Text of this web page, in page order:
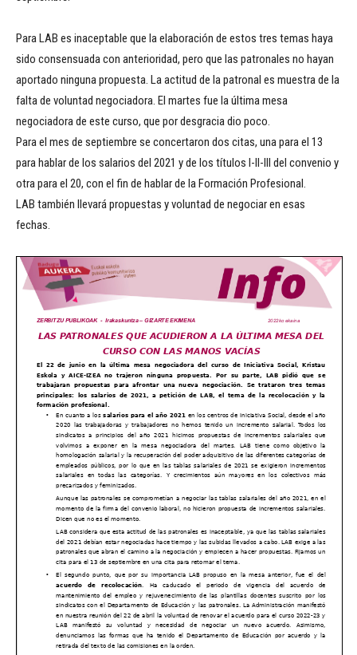
Para LAB es inaceptable que la elaboración de estos tres temas haya
sido consensuada con anterioridad, pero que las patronales no hayan
aportado ninguna propuesta. La actitud de la patronal es muestra de la
falta de voluntad negociadora. El martes fue la última mesa
negociadora de este curso, que por desgracia dio poco.
Para el mes de septiembre se concertaron dos citas, una para el 13
para hablar de los salarios del 2021 y de los títulos I-II-III del convenio y
otra para el 20, con el fin de hablar de la Formación Profesional.
LAB también llevará propuestas y voluntad de negociar en esas
fechas.